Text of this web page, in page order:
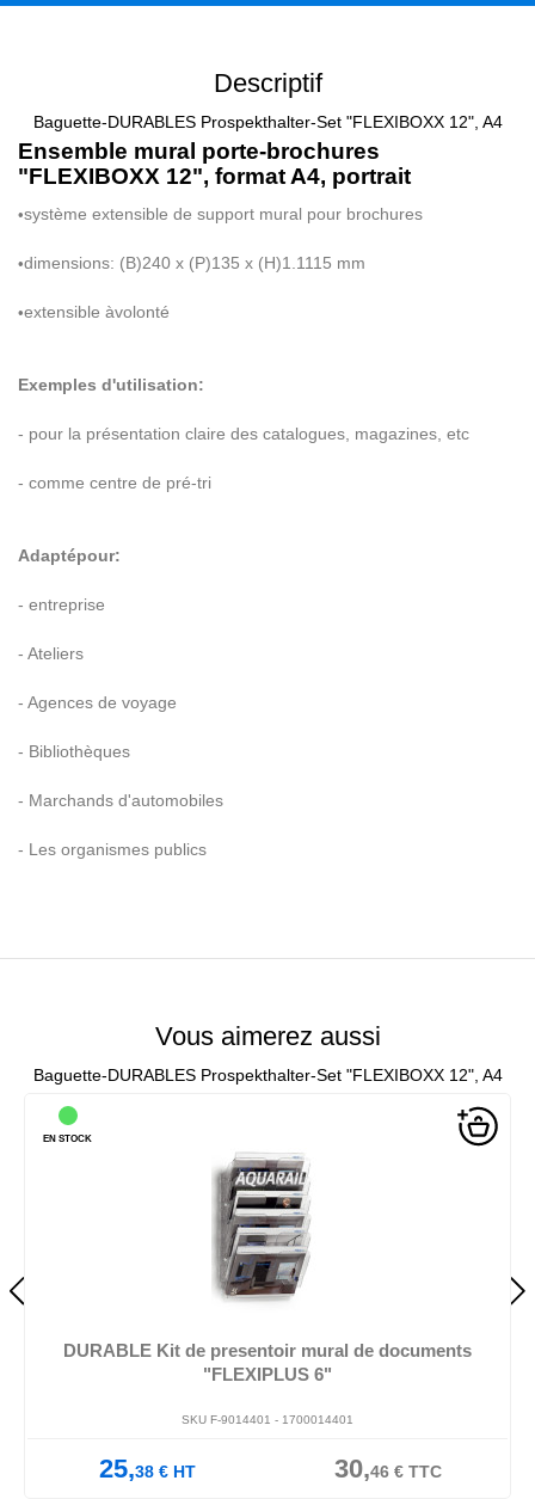
Descriptif
Baguette-DURABLES Prospekthalter-Set "FLEXIBOXX 12", A4
Ensemble mural porte-brochures
"FLEXIBOXX 12", format A4, portrait
•système extensible de support mural pour brochures
•dimensions: (B)240 x (P)135 x (H)1.1115 mm
•extensible àvolonté
Exemples d'utilisation:
- pour la présentation claire des catalogues, magazines, etc
- comme centre de pré-tri
Adaptépour:
- entreprise
- Ateliers
- Agences de voyage
- Bibliothèques
- Marchands d'automobiles
- Les organismes publics
Vous aimerez aussi
Baguette-DURABLES Prospekthalter-Set "FLEXIBOXX 12", A4
DURABLE Kit de presentoir mural de documents
"FLEXIPLUS 6"
SKU F-9014401 - 1700014401
25,38 € HT 30,46€TTC
EN STOCK